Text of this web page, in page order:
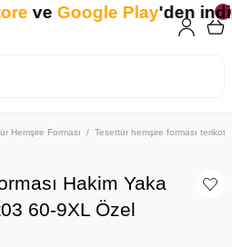
Hemşire Forması Tesettür hemşire forması
Hakim Yaka
60-9XL Özel
veGoogle Play'den